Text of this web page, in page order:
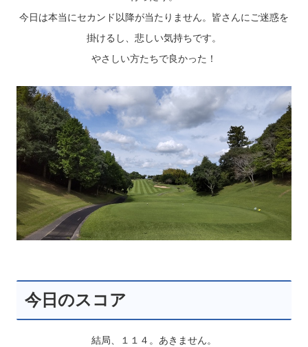
今日は本当にセカンド以降が当たりません。皆さんにご迷惑を
掛けるし、悲しい気持ちです。
やさしい方たちで良かった！
今日のスコア
結局、１１４。あきません。